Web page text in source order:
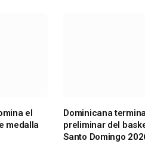
el
medalla
Dominicana
preliminar del
Santo Domingo